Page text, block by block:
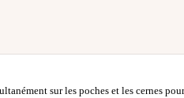
sur les poches et les cernes